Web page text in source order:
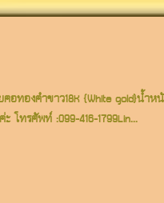
ทองคำขาว18K {White gold}น้ำ
โทรศัพท์ :099-416-1799Lin...